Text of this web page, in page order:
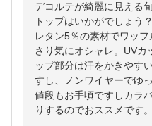
デコルテが綺麗に見える
トップはいかがでしょう
レタン5％の素材でワッ
さり気にオシャレ。UVカ
ップ部分は汗をかきやす
すし、ノンワイヤーでゆ
値段もお手頃ですしカラ
りするのでおススメです。